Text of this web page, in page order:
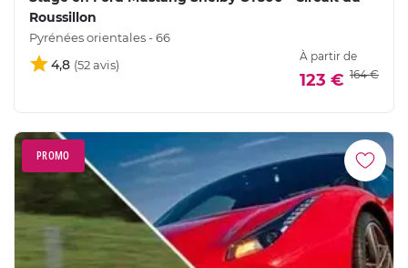
Roussillon
Pyrénées orientales - 66
4,8
À partir de
123 € 164 €
PROMO